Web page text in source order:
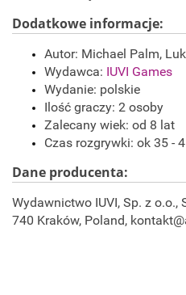
Dodatkowe informacje:
Autor: Michael Palm,
Wydawca: IUVI Games
Wydanie: polskie
Ilość graczy: 2 osoby
Zalecany wiek: od 8 lat
Czas rozgrywki: ok 35 -
Dane producenta:
Wydawnictwo IUVI, Sp. z o.o.,
740 Kraków, Poland,